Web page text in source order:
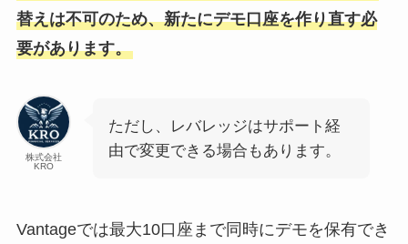
替えは不可のため、新たにデモ口座を作り直す必
要があります。
株式会社
KRO
ただし、レバレッジはサポート経
由で変更できる場合もあります。
Vantageでは最大10口座まで同時にデモを保有でき